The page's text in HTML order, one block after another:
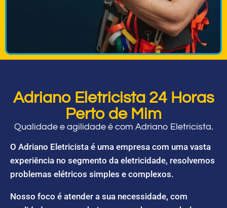
Adriano Eletricista 24 Horas
Perto de Mim
Qualidade e agilidade é com Adriano Eletricista.
O Adriano Eletricista é uma empresa com uma vasta
experiência no segmento da eletricidade, resolvemos
problemas elétricos simples e complexos.
Nosso foco é atender a sua necessidade, com